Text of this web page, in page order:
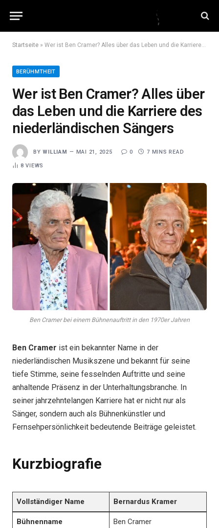
Startseite » Wer ist Ben Cramer? Alles über das Leben und die Karriere des niederländischen Sängers
BERÜHMTHEIT
Wer ist Ben Cramer? Alles über
das Leben und die Karriere des
niederländischen Sängers
BY WILLIAM MAI 21, 2025 0 7 MINS READ
8VIEWS
Ben Cramer bei einem Bühnenauftritt in den 1970er Jahren
Ben Cramer ist ein bekannter Name in der
niederländischen Musikszene und bekannt für seine
tiefe Stimme, seine fesselnden Auftritte und seine
anhaltende Präsenz in der Unterhaltungsbranche. In
seiner jahrzehntelangen Karriere hat er nicht nur als
Sänger, sondern auch als Bühnenkünstler und
Fernsehpersönlichkeit bedeutende Beiträge geleistet.
Kurzbiografie
Vollständiger Name Bernardus Kramer
Bühnenname Ben Cramer